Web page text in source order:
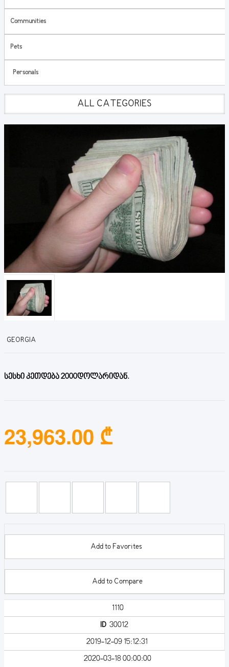
Communities
Pets
Personals
ALL CATEGORIES
GEORGIA
სესხი კეთდება 2000დოლარიდან.
23,963.00 ₾
Add to Favorites
Add to Compare
1110
ID 30012
2019-12-09 15:12:31
2020-03-18 00:00:00